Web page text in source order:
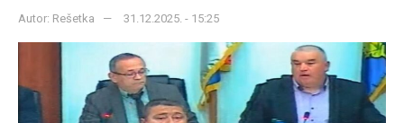
Autor: Rešetka 31.12.2025. - 15:25